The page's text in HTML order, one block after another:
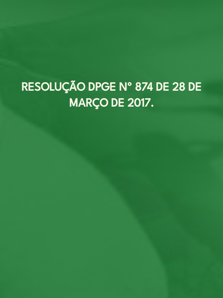
RESOLUÇÃO DPGE Nº 874 DE 28 DE
MARÇO DE 2017.